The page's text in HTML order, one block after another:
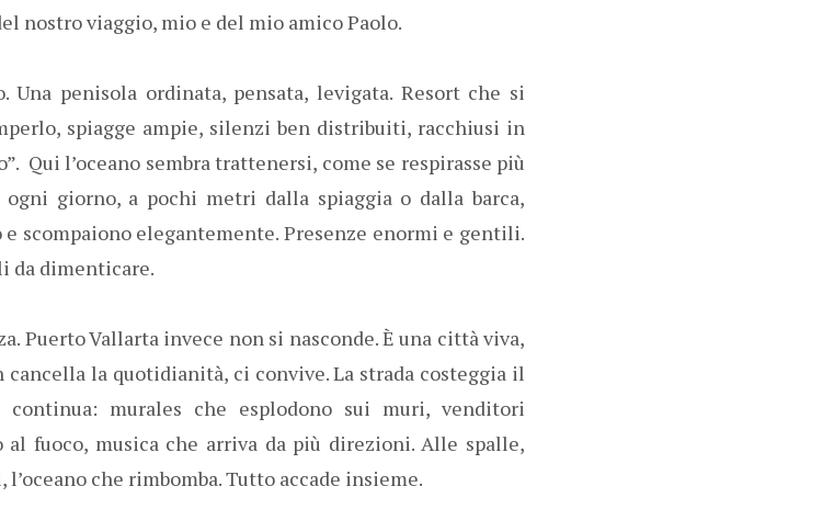
nostro viaggio, mio e del mio amico Paolo.
penisola ordinata, pensata, levigata. Resort che si
spiagge ampie, silenzi ben distribuiti, racchiusi in
Qui l’oceano sembra trattenersi, come se respirasse più
giorno, a pochi metri dalla spiaggia o dalla barca,
scompaiono elegantemente. Presenze enormi e gentili.
da dimenticare.
Puerto Vallarta invece non si nasconde. È una città viva,
la quotidianità, ci convive. La strada costeggia il
murales che esplodono sui muri, venditori
fuoco, musica che arriva da più direzioni. Alle spalle,
che rimbomba. Tutto accade insieme.